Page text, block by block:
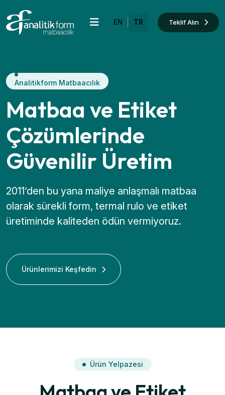
EN TR Teklif Alın
Analitikform Matbaacılık
Matbaa ve Etiket
Çözümlerinde
Güvenilir Üretim
2011’den bu yana maliye anlaşmalı matbaa
olarak sürekli form, termal rulo ve etiket
üretiminde kaliteden ödün vermiyoruz.
Ürünlerimizi Keşfedin
Ürün Yelpazesi